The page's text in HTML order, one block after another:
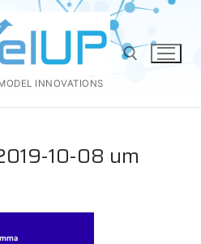
INNOVATIONS
10-08 um